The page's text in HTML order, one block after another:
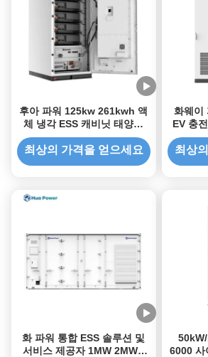
후아 파워 125kw 261kwh 액
체 냉각 ESS 캐비닛 태양광
PV 통합 에너지 배터리 저장
시스템
최상의 가격을 얻으세요
화웨이
EV 충
드 전력
최상
화 파워 통합 ESS 솔루션 및
서비스 제공자 1MW 2MWh
6000 사